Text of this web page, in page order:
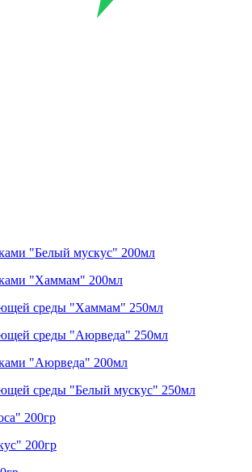
"Белый мускус" 200мл
"Хаммам" 200мл
среды "Хаммам" 250мл
среды "Аюрведа" 250мл
"Аюрведа" 200мл
среды "Белый мускус" 250мл
200гр
200гр